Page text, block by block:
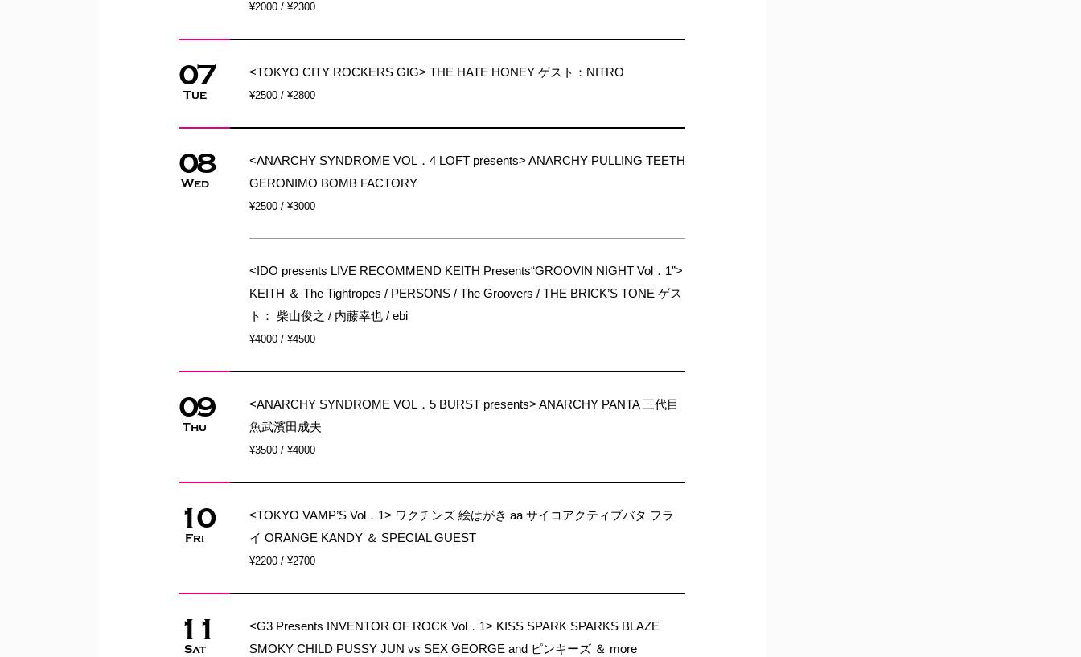
¥2000 / ¥2300
07
Tue
<TOKYO CITY ROCKERS GIG> THE HATE HONEY ゲスト：NITRO
¥2500 / ¥2800
08
Wed
<ANARCHY SYNDROME VOL．4 LOFT presents> ANARCHY PULLING TEETH
GERONIMO BOMB FACTORY
¥2500 / ¥3000
<IDO presents LIVE RECOMMEND KEITH Presents“GROOVIN NIGHT Vol．1”>
KEITH ＆ The Tightropes / PERSONS / The Groovers / THE BRICK’S TONE ゲス
ト： 柴山俊之 / 内藤幸也 / ebi
¥4000 / ¥4500
09
Thu
<ANARCHY SYNDROME VOL．5 BURST presents> ANARCHY PANTA 三代目
魚武濱田成夫
¥3500 / ¥4000
10
Fri
<TOKYO VAMP’S Vol．1> ワクチンズ 絵はがき aa サイコアクティブバタ フラ
イ ORANGE KANDY ＆ SPECIAL GUEST
¥2200 / ¥2700
11
Sat
<G3 Presents INVENTOR OF ROCK Vol．1> KISS SPARK SPARKS BLAZE
SMOKY CHILD PUSSY JUN vs SEX GEORGE and ピンキーズ ＆ more